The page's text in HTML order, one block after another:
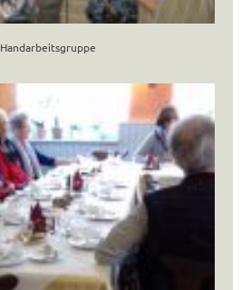
Handarbeitsgruppe